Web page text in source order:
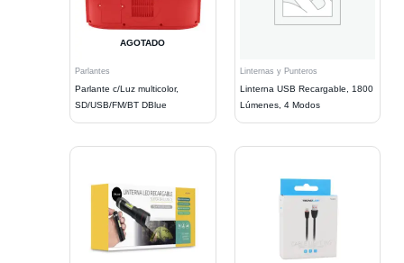
AGOTADO
Parlantes
Parlante c/Luz multicolor,
SD/USB/FM/BT DBlue
Linternas y Punteros
Linterna USB Recargable, 1800
Lúmenes, 4 Modos